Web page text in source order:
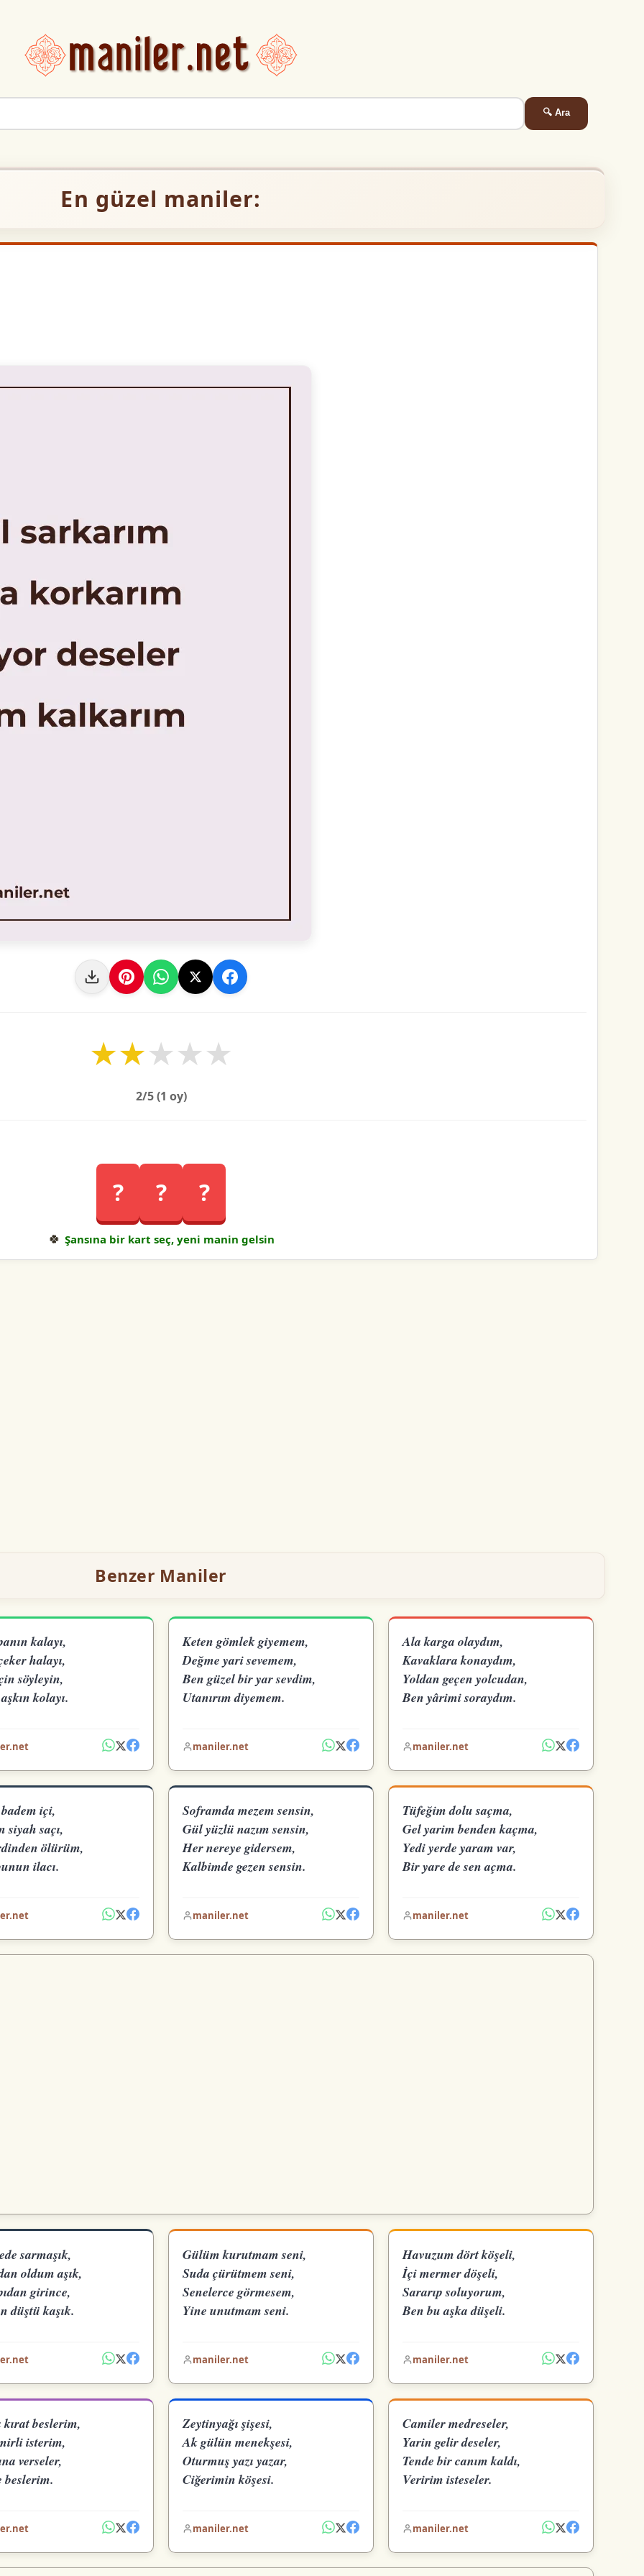
🔍 Ara
En güzel maniler:
★
★
★
★
★
2/5 (1 oy)
? ? ?
🍀 Şansına bir kart seç, yeni manin gelsin
Benzer Maniler
kalayı,
halayı,
söyleyin,
kolayı.
Keten gömlek giyemem,
Değme yari sevemem,
Ben güzel bir yar sevdim,
Utanırım diyemem.
maniler.net
Ala karga olaydım,
Kavaklara konaydım,
Yoldan geçen yolcudan,
Ben yârimi soraydım.
maniler.net
içi,
siyah saçı,
ölürüm,
ilacı.
Soframda mezem sensin,
Gül yüzlü nazım sensin,
Her nereye gidersem,
Kalbimde gezen sensin.
maniler.net
Tüfeğim dolu saçma,
Gel yarim benden kaçma,
Yedi yerde yaram var,
Bir yare de sen açma.
maniler.net
sarmaşık,
oldum aşık,
girince,
düştü kaşık.
Gülüm kurutmam seni,
Suda çürütmem seni,
Senelerce görmesem,
Yine unutmam seni.
maniler.net
Havuzum dört köşeli,
İçi mermer döşeli,
Sararıp soluyorum,
Ben bu aşka düşeli.
maniler.net
beslerim,
isterim,
verseler,
beslerim.
Zeytinyağı şişesi,
Ak gülün menekşesi,
Oturmuş yazı yazar,
Ciğerimin köşesi.
maniler.net
Camiler medreseler,
Yarin gelir deseler,
Tende bir canım kaldı,
Veririm isteseler.
maniler.net